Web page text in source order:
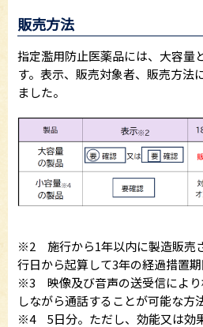
販売方法
指定濫用防止医薬品には、大容量
す。表示、販売対象者、販売方法
ました。
※2 施行から1年以内に製造販売
行日から起算して3年の経過措置期
※3 映像及び音声の送受信により
しながら通話することが可能な方
※4 5日分。ただし、効能又は効